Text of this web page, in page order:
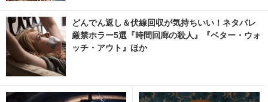
どんでん返し＆伏線回収が気持ちいい！ネタバレ
厳禁ホラー5選『時間回廊の殺人』『ベター・ウォ
ッチ・アウト』ほか